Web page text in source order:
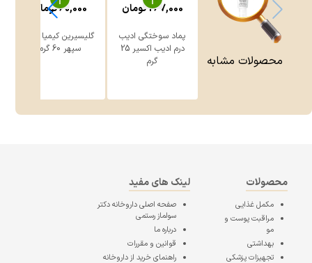
محصولات مشابه
پماد سوختگی ادیب
درم ادیب اکسیر 25
گرم
267,000تومان
گلیسیرین کیمیا دارو
سپهر 60 گرم
60,000تومان
محصولات
مکمل غذایی
مراقبت پوست و
مو
بهداشتی
تجهیزات پزشکی
لینک های مفید
صفحه اصلیداروخانه دکتر
سولماز رستمی
درباره ما
قوانین و مقررات
راهنمای خرید از داروخانه